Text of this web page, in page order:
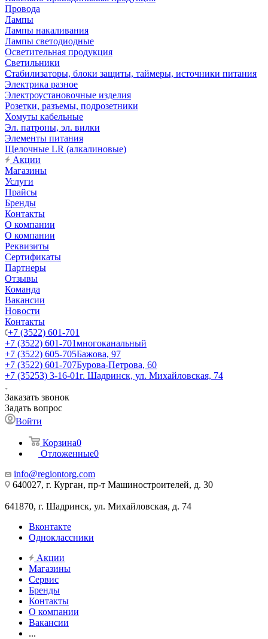
Провода
Лампы
Лампы накаливания
Лампы светодиодные
Осветительная продукция
Светильники
Стабилизаторы, блоки защиты, таймеры, источники питания
Электрика разное
Электроустановочные изделия
Розетки, разъемы, подрозетники
Хомуты кабельные
Эл. патроны, эл. вилки
Элементы питания
Щелочные LR (алкалиновые)
Акции
Магазины
Услуги
Прайсы
Бренды
Контакты
О компании
О компании
Реквизиты
Сертификаты
Партнеры
Отзывы
Команда
Вакансии
Новости
Контакты
+7 (3522) 601-701
+7 (3522) 601-701многоканальный
+7 (3522) 605-705Бажова, 97
+7 (3522) 601-707Бурова-Петрова, 60
+7 (35253) 3-16-01г. Шадринск, ул. Михайловская, 74
Заказать звонок
Задать вопрос
Войти
Корзина0
Отложенные0
info@regiontorg.com
640027, г. Курган, пр-т Машиностроителей, д. 30
641870, г. Шадринск, ул. Михайловская, д. 74
Вконтакте
Одноклассники
Акции
Магазины
Сервис
Бренды
Контакты
О компании
Вакансии
...